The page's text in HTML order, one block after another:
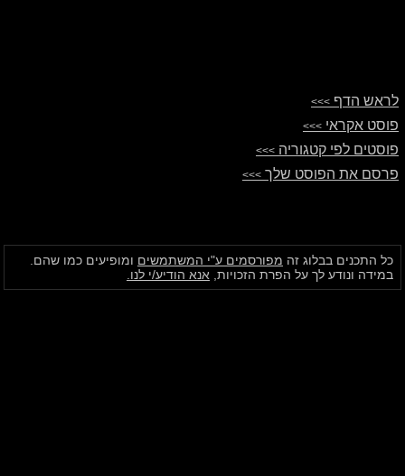
לראש הדף >>>
פוסט אקראי >>>
פוסטים לפי קטגוריה >>>
פרסם את הפוסט שלך >>>
כל התכנים בבלוג זה מפורסמים ע"י המשתמשים ומופיעים כמו שהם.
במידה ונודע לך על הפרת הזכויות, אנא הודיע/י לנו.